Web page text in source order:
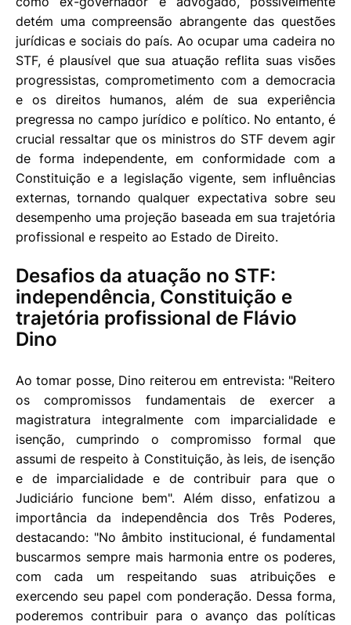
detém uma compreensão abrangente das questões
jurídicas e sociais do país. Ao ocupar uma cadeira no
STF, é plausível que sua atuação reflita suas visões
progressistas, comprometimento com a democracia
e os direitos humanos, além de sua experiência
pregressa no campo jurídico e político. No entanto, é
crucial ressaltar que os ministros do STF devem agir
de forma independente, em conformidade com a
Constituição e a legislação vigente, sem influências
externas, tornando qualquer expectativa sobre seu
desempenho uma projeção baseada em sua trajetória
profissional e respeito ao Estado de Direito.
Desafios da atuação no STF:
independência, Constituição e
trajetória profissional de Flávio
Dino
Ao tomar posse, Dino reiterou em entrevista: "Reitero
os compromissos fundamentais de exercer a
magistratura integralmente com imparcialidade e
isenção, cumprindo o compromisso formal que
assumi de respeito à Constituição, às leis, de isenção
e de imparcialidade e de contribuir para que o
Judiciário funcione bem". Além disso, enfatizou a
importância da independência dos Três Poderes,
destacando: "No âmbito institucional, é fundamental
buscarmos sempre mais harmonia entre os poderes,
com cada um respeitando suas atribuições e
exercendo seu papel com ponderação. Dessa forma,
poderemos contribuir para o avanço das políticas